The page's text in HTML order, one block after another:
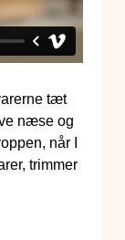
tæt
næse og
når I
trimmer